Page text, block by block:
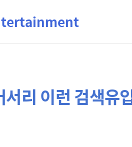
리 이런 검색유